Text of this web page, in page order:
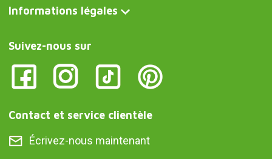
Informations légales
Suivez-nous sur
Contact et service clientèle
Écrivez-nous maintenant